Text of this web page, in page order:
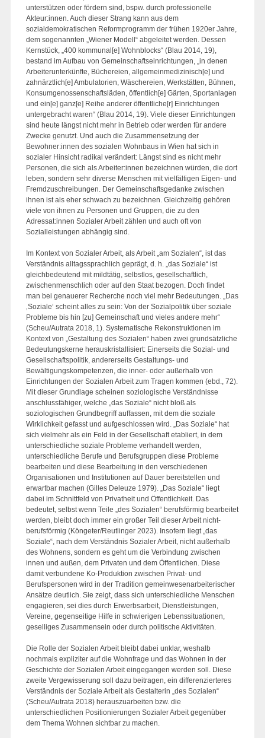
unterstützen oder fördern sind, bspw. durch professionelle
Akteur:innen. Auch dieser Strang kann aus dem
sozialdemokratischen Reformprogramm der frühen 1920er Jahre,
dem sogenannten „Wiener Modell“ abgeleitet werden. Dessen
Kernstück, „400 kommunal[e] Wohnblocks“ (Blau 2014, 19),
bestand im Aufbau von Gemeinschaftseinrichtungen, „in denen
Arbeiterunterkünfte, Büchereien, allgemeinmedizinisch[e] und
zahnärztlich[e] Ambulatorien, Wäschereien, Werkstätten, Bühnen,
Konsumgenossenschaftsläden, öffentlich[e] Gärten, Sportanlagen
und ein[e] ganz[e] Reihe anderer öffentliche[r] Einrichtungen
untergebracht waren“ (Blau 2014, 19). Viele dieser Einrichtungen
sind heute längst nicht mehr in Betrieb oder werden für andere
Zwecke genutzt. Und auch die Zusammensetzung der
Bewohner:innen des sozialen Wohnbaus in Wien hat sich in
sozialer Hinsicht radikal verändert: Längst sind es nicht mehr
Personen, die sich als Arbeiter:innen bezeichnen würden, die dort
leben, sondern sehr diverse Menschen mit vielfältigen Eigen- und
Fremdzuschreibungen. Der Gemeinschaftsgedanke zwischen
ihnen ist als eher schwach zu bezeichnen. Gleichzeitig gehören
viele von ihnen zu Personen und Gruppen, die zu den
Adressat:innen Sozialer Arbeit zählen und auch oft von
Sozialleistungen abhängig sind.
Im Kontext von Sozialer Arbeit, als Arbeit „am Sozialen“, ist das
Verständnis alltagssprachlich geprägt, d. h. „das Soziale“ ist
gleichbedeutend mit mildtätig, selbstlos, gesellschaftlich,
zwischenmenschlich oder auf den Staat bezogen. Doch findet
man bei genauerer Recherche noch viel mehr Bedeutungen. „Das
‚Soziale‘ scheint alles zu sein: Von der Sozialpolitik über soziale
Probleme bis hin [zu] Gemeinschaft und vieles andere mehr“
(Scheu/Autrata 2018, 1). Systematische Rekonstruktionen im
Kontext von „Gestaltung des Sozialen“ haben zwei grundsätzliche
Bedeutungskerne herauskristallisiert: Einerseits die Sozial- und
Gesellschaftspolitik, andererseits Gestaltungs- und
Bewältigungskompetenzen, die inner- oder außerhalb von
Einrichtungen der Sozialen Arbeit zum Tragen kommen (ebd., 72).
Mit dieser Grundlage scheinen soziologische Verständnisse
anschlussfähiger, welche „das Soziale“ nicht bloß als
soziologischen Grundbegriff auffassen, mit dem die soziale
Wirklichkeit gefasst und aufgeschlossen wird. „Das Soziale“ hat
sich vielmehr als ein Feld in der Gesellschaft etabliert, in dem
unterschiedliche soziale Probleme verhandelt werden,
unterschiedliche Berufe und Berufsgruppen diese Probleme
bearbeiten und diese Bearbeitung in den verschiedenen
Organisationen und Institutionen auf Dauer bereitstellen und
erwartbar machen (Gilles Deleuze 1979). „Das Soziale“ liegt
dabei im Schnittfeld von Privatheit und Öffentlichkeit. Das
bedeutet, selbst wenn Teile „des Sozialen“ berufsförmig bearbeitet
werden, bleibt doch immer ein großer Teil dieser Arbeit nicht-
berufsförmig (Köngeter/Reutlinger 2023). Insofern liegt „das
Soziale“, nach dem Verständnis Sozialer Arbeit, nicht außerhalb
des Wohnens, sondern es geht um die Verbindung zwischen
innen und außen, dem Privaten und dem Öffentlichen. Diese
damit verbundene Ko-Produktion zwischen Privat- und
Berufspersonen wird in der Tradition gemeinwesenarbeiterischer
Ansätze deutlich. Sie zeigt, dass sich unterschiedliche Menschen
engagieren, sei dies durch Erwerbsarbeit, Dienstleistungen,
Vereine, gegenseitige Hilfe in schwierigen Lebenssituationen,
geselliges Zusammensein oder durch politische Aktivitäten.
Die Rolle der Sozialen Arbeit bleibt dabei unklar, weshalb
nochmals expliziter auf die Wohnfrage und das Wohnen in der
Geschichte der Sozialen Arbeit eingegangen werden soll. Diese
zweite Vergewisserung soll dazu beitragen, ein differenzierteres
Verständnis der Soziale Arbeit als Gestalterin „des Sozialen“
(Scheu/Autrata 2018) herauszuarbeiten bzw. die
unterschiedlichen Positionierungen Sozialer Arbeit gegenüber
dem Thema Wohnen sichtbar zu machen.